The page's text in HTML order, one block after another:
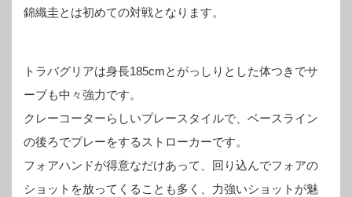
錦織圭とは初めての対戦となります。
トラバグリアは身長185cmとがっしりとした体つきでサ
ーブも中々強力です。
クレーコーターらしいプレースタイルで、ベースライン
の後ろでプレーをするストローカーです。
フォアハンドが得意なだけあって、回り込んでフォアの
ショットを放ってくることも多く、力強いショットが魅